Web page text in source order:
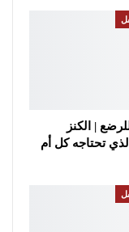
| الكنز
تحتاجه كل أم